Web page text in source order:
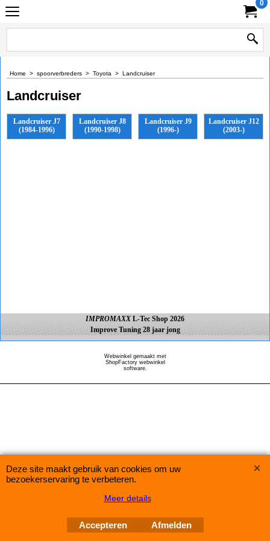
0
Home > spoorverbreders > Toyota > Landcruiser
Landcruiser
Landcruiser J7
(1984-1996)
Landcruiser J8
(1990-1998)
Landcruiser J9
(1996-)
Landcruiser J12
(2003-)
IMPROMAXX L-Tec Shop 2026
Improve Tuning 28 jaar jong
Webwinkel gemaakt met
ShopFactory webwinkel
software.
Deze site maakt gebruik van cookies om uw
bezoekerservaring te verbeteren.
Meer details
Accepteren Afmelden